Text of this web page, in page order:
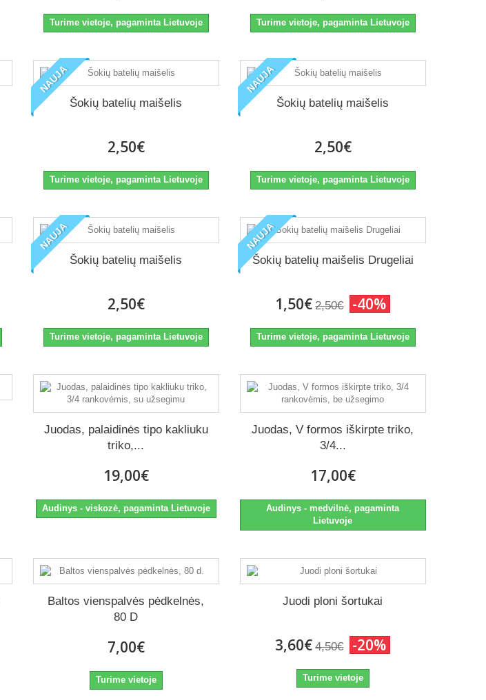
Turime vietoje, pagaminta Lietuvoje Turime vietoje, pagaminta Lietuvoje
NAUJA
Šokių batelių maišelis
2,50€
Turime vietoje, pagaminta Lietuvoje
NAUJA
Šokių batelių maišelis
2,50€
Turime vietoje, pagaminta Lietuvoje
NAUJA
Šokių batelių maišelis
2,50€
Turime vietoje, pagaminta Lietuvoje
NAUJA
Šokių batelių maišelis Drugeliai
1,50€ 2,50€ -40%
Turime vietoje, pagaminta Lietuvoje
Juodas, palaidinės tipo kakliuku
triko,...
19,00€
Audinys - viskozė, pagaminta Lietuvoje
Juodas, V formos iškirpte triko,
3/4...
17,00€
Audinys - medvilnė, pagaminta
Lietuvoje
Baltos vienspalvės pėdkelnės,
80 D
7,00€
Turime vietoje
Juodi ploni šortukai
3,60€ 4,50€ -20%
Turime vietoje